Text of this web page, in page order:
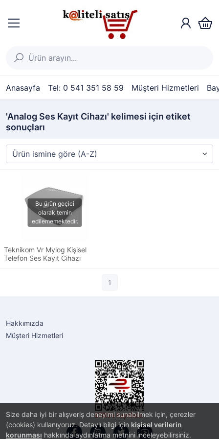
Anasayfa Tel: 0 541 351 58 59 Müşteri Hizmetleri
Size daha iyi bir alışveriş deneyimi sunabilmek için, çerezler
(cookies) kullanıyoruz. Detaylı bilgi için kişisel verilerin
korunması hakkında aydınlatma metnini inceleyebilirsiniz.
'Analog Ses Kayıt Cihazı' kelimesi için etiket
sonuçları
Teknikom Vr Mylog Kişisel
Telefon Ses Kayıt Cihazı
1
Hakkımızda
Müşteri Hizmetleri